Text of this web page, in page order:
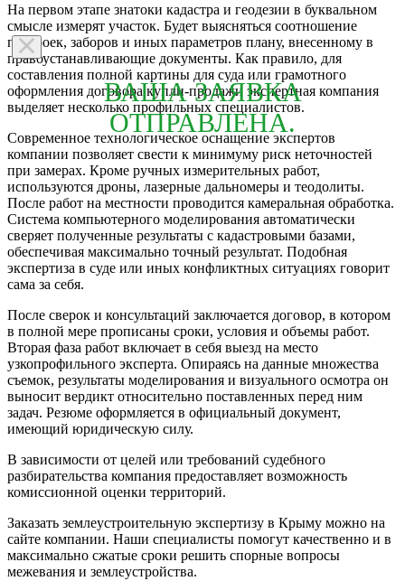
ВАША ЗАЯВКА
ОТПРАВЛЕНА.
На первом этапе знатоки кадастра и геодезии в буквальном
смысле измерят участок. Будет выясняться соотношение
построек, заборов и иных параметров плану, внесенному в
правоустанавливающие документы. Как правило, для
составления полной картины для суда или грамотного
оформления договора купли-продажи экспертная компания
выделяет несколько профильных специалистов.
Современное технологическое оснащение экспертов
компании позволяет свести к минимуму риск неточностей
при замерах. Кроме ручных измерительных работ,
используются дроны, лазерные дальномеры и теодолиты.
После работ на местности проводится камеральная обработка.
Система компьютерного моделирования автоматически
сверяет полученные результаты с кадастровыми базами,
обеспечивая максимально точный результат. Подобная
экспертиза в суде или иных конфликтных ситуациях говорит
сама за себя.
После сверок и консультаций заключается договор, в котором
в полной мере прописаны сроки, условия и объемы работ.
Вторая фаза работ включает в себя выезд на место
узкопрофильного эксперта. Опираясь на данные множества
съемок, результаты моделирования и визуального осмотра он
выносит вердикт относительно поставленных перед ним
задач. Резюме оформляется в официальный документ,
имеющий юридическую силу.
В зависимости от целей или требований судебного
разбирательства компания предоставляет возможность
комиссионной оценки территорий.
Заказать землеустроительную экспертизу в Крыму можно на
сайте компании. Наши специалисты помогут качественно и в
максимально сжатые сроки решить спорные вопросы
межевания и землеустройства.